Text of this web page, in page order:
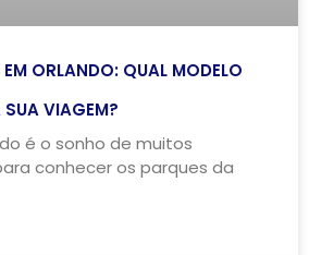
EM ORLANDO: QUAL MODELO
SUA VIAGEM?
é o sonho de muitos
conhecer os parques da